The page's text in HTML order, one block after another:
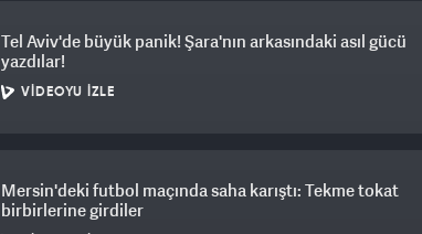
Tel Aviv'de büyük panik! Şara'nın arkasındaki asıl gücü
yazdılar!
VIDEOYU İZLE
Mersin'deki futbol maçında saha karıştı: Tekme tokat
birbirlerine girdiler